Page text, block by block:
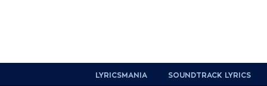
LYRICSMANIA SOUNDTRACK LYRICS